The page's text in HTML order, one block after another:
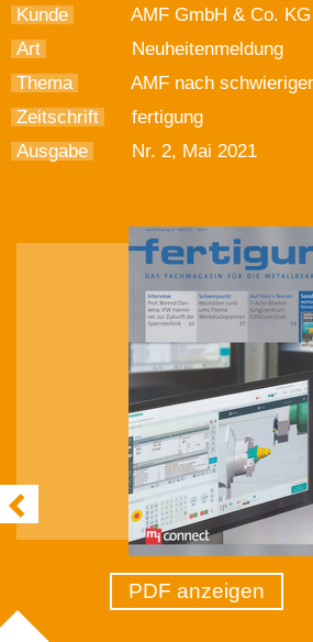
Kunde
AMF GmbH & Co. KG
Art
Neuheitenmeldung
Thema
AMF nach
Zeitschrift
fertigung
Ausgabe
Nr. 2, Mai 2021
PDF anzeigen